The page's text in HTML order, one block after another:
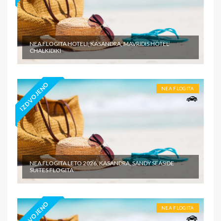
NEA FLOGITA HOTELI, KASANDRA, MAVRIDIS HOTEL
CHALKIDIKI
IZDVOJENO NEA FLOGITA
NEA FLOGITA LETO 2026, KASANDRA, SANDY SEASIDE
SUITES FLOGITA
NEA FLOGITA